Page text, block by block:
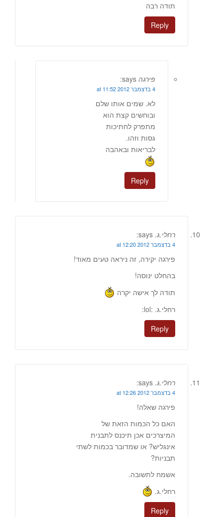
תודה רבה
Reply
פירגה says:
4 בדצמבר 2012 at 11:52
לא. שמים אותו שלם
ובוחשים קצת הוא
מתפרק לחתיכות
גסות וזהו.
לבריאות ובאהבה
Reply
רחלי.ג. says:
4 בדצמבר 2012 at 12:20
פירגה יקירה, זה ניראה טעים מאוד!
בהחלט ינוסה!
תודה לך אישה יקרה
רחלי.ג. :lol:
Reply
רחלי.ג. says:
4 בדצמבר 2012 at 12:26
פירגה שאלה!
האם כל הכמות הזאת של
המיצרכים אכן תיכנס לתבנית
אינגליש? או שמדובר בכמות לשתי
תבניות?
אשמח לתשובה.
רחלי.ג.
Reply